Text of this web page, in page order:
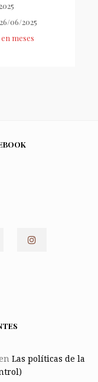
26/06/2025
meses
Las políticas de la